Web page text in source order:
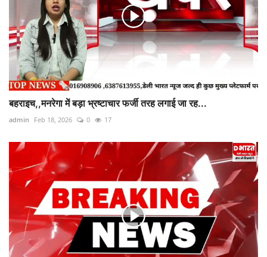
बहराइच,,मनरेगा में बड़ा भ्रष्टाचार फर्जी तरह लगाई जा रह...
admin Feb 18, 2026 0 17